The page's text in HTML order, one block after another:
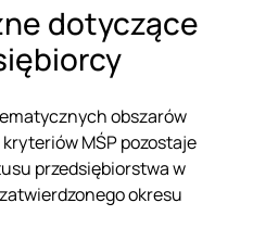
dotyczące
obszarów
MŚP pozostaje
przedsiębiorstwa w
okresu